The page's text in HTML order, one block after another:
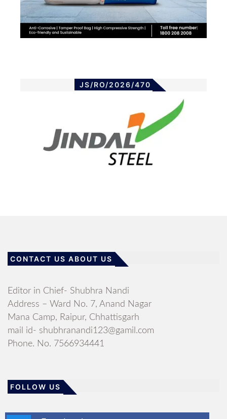
JS/RO/2026/470
CONTACT US ABOUT US
Editor in Chief- Shubhra Nandi
Address – Ward No. 7, Anand Nagar
Mana Camp, Raipur, Chhattisgarh
mail id- shubhranandi123@gamil.com
Phone. No. 7566934441
FOLLOW US